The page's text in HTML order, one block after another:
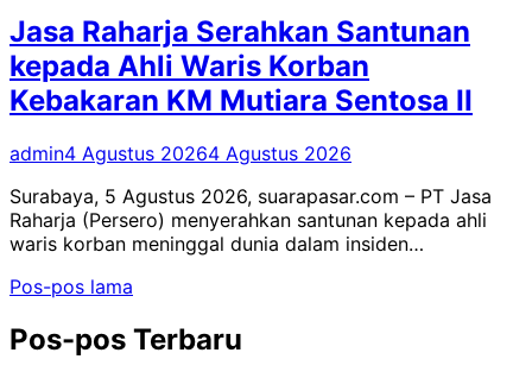
Jasa Raharja Serahkan Santunan
kepada Ahli Waris Korban
Kebakaran KM Mutiara Sentosa II
admin4 Agustus 20264 Agustus 2026
Surabaya, 5 Agustus 2026, suarapasar.com – PT Jasa
Raharja (Persero) menyerahkan santunan kepada ahli
waris korban meninggal dunia dalam insiden…
Navigasi
pos
Pos-pos lama
Pos-pos Terbaru